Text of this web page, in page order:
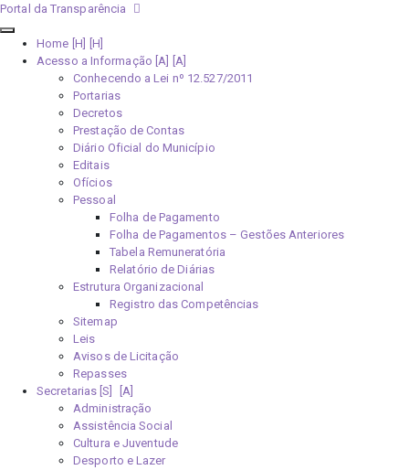
Portal da Transparência
Home [H]
Acesso a Informação [A]
Conhecendo a Lei nº 12.527/2011
Portarias
Decretos
Prestação de Contas
Diário Oficial do Município
Editais
Ofícios
Pessoal
Folha de Pagamento
Folha de Pagamentos – Gestões Anteriores
Tabela Remuneratória
Relatório de Diárias
Estrutura Organizacional
Registro das Competências
Sitemap
Leis
Avisos de Licitação
Repasses
Secretarias [S]
Administração
Assistência Social
Cultura e Juventude
Desporto e Lazer